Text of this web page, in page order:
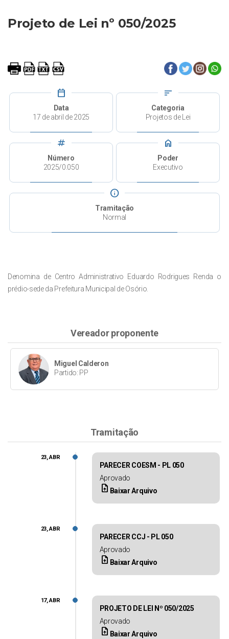
Projeto de Lei nº 050/2025
calendar_today
Data
17 de abril de 2025
sort
Categoria
Projetos de Lei
tag
Número
2025/0.050
home
Poder
Executivo
info
Tramitação
Normal
Denomina de Centro Administrativo Eduardo Rodrigues Renda o
prédio-sede da Prefeitura Municipal de Osório.
Vereador proponente
Miguel Calderon
Partido: PP
Tramitação
PARECER COESM - PL 050
Aprovado
upload_file Baixar Arquivo
23, ABR
PARECER CCJ - PL 050
Aprovado
upload_file Baixar Arquivo
23, ABR
PROJETO DE LEI Nº 050/2025
Aprovado
upload_file Baixar Arquivo
17, ABR